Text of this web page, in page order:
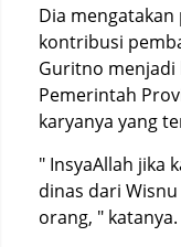
Dia
kontribusi
Guritno menjadi
Pemerintah
karyanya yang
" InsyaAllah jika
dinas dari
orang, " katanya.